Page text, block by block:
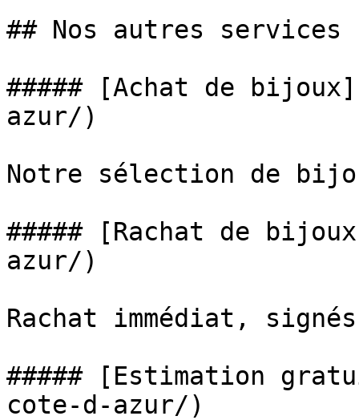
## Nos autres
##### [Achat de
azur/)
Notre sélection de
##### [Rachat de
azur/)
Rachat immédiat,
##### [Estimation
cote-d-azur/)